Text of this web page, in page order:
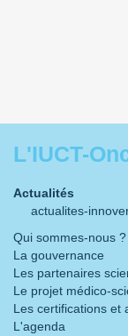
L'IUCT-
Actualités
actualites-
Qui sommes-nous ?
La gouvernance
Les partenaires
Le projet médico-
Les certifications et
L'agenda